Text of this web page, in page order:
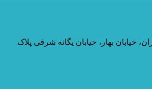
خیابان بهار، خیابان یگانه شرقی پلاک